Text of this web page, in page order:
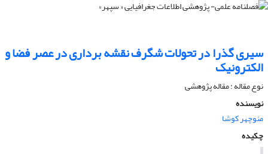
سیری گذرا در تحولات شگرف نقشه برداری در عصر فضا و
الکترونیک
نوع مقاله : مقاله پژوهشی
نویسنده
منوچهر کوشا
چکیده